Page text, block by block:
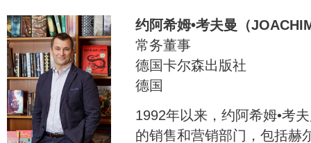
约阿希姆•考夫曼（
常务董事
德国卡尔森出版社
德国
1992年以来，约阿希姆•考
的销售和营销部门，包括赫